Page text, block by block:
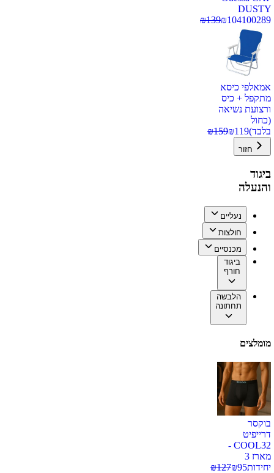
DUSTY
100289
₪104
₪139
אמאלפי כיסא
מתקפל + כיס
ורצועת נשיאה
(כחול
בלבד)
₪119
₪159
חזור
ביגוד
והנעלה
נעליים
חולצות
מכנסיים
ביגוד
חורף
הלבשה
תחתונה
מומלצים
בוקסר
דרייפיט
COOL32 -
מארז 3
יחידות
₪95
₪127